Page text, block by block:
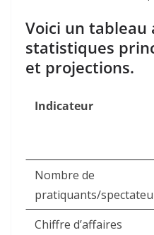
Voici un tableau
statistiques
et projections.
Indicateur
Nombre de
pratiquants/
Chiffre d’affaires